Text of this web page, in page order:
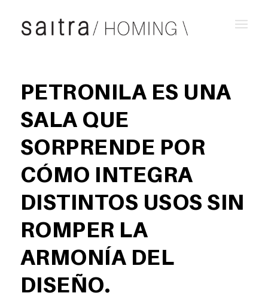
PETRONILA ES UNA
SALA QUE
SORPRENDE POR
CÓMO INTEGRA
DISTINTOS USOS SIN
ROMPER LA
ARMONÍA DEL
DISEÑO.